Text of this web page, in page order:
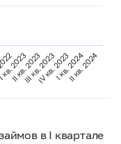
2023
II кв. 2023
III кв. 2023
IV кв. 2023I кв. 2024
II кв. 2024
в I квартале